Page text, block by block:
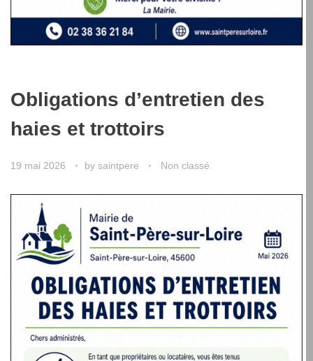
Obligations d’entretien des
haies et trottoirs
19 mai 2026 by saintpere Non classé